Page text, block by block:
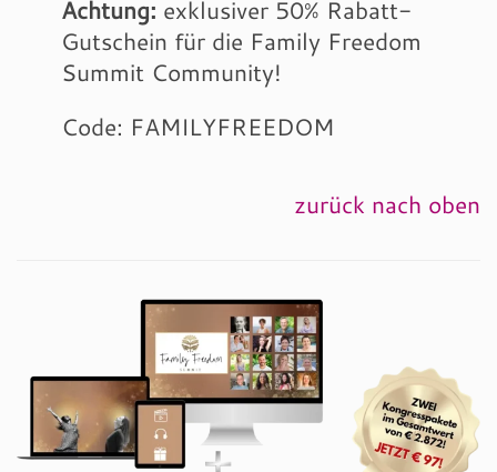
Achtung: exklusiver 50% Rabatt-
Gutschein für die Family Freedom
Summit Community!
Code: FAMILYFREEDOM
zurück nach oben